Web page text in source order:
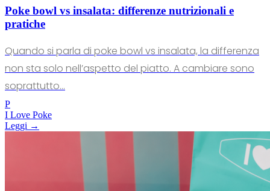
Poke bowl vs insalata: differenze nutrizionali e
pratiche
Quando si parla di poke bowl vs insalata, la differenza
non sta solo nell’aspetto del piatto. A cambiare sono
soprattutto...
P
I Love Poke
Leggi →